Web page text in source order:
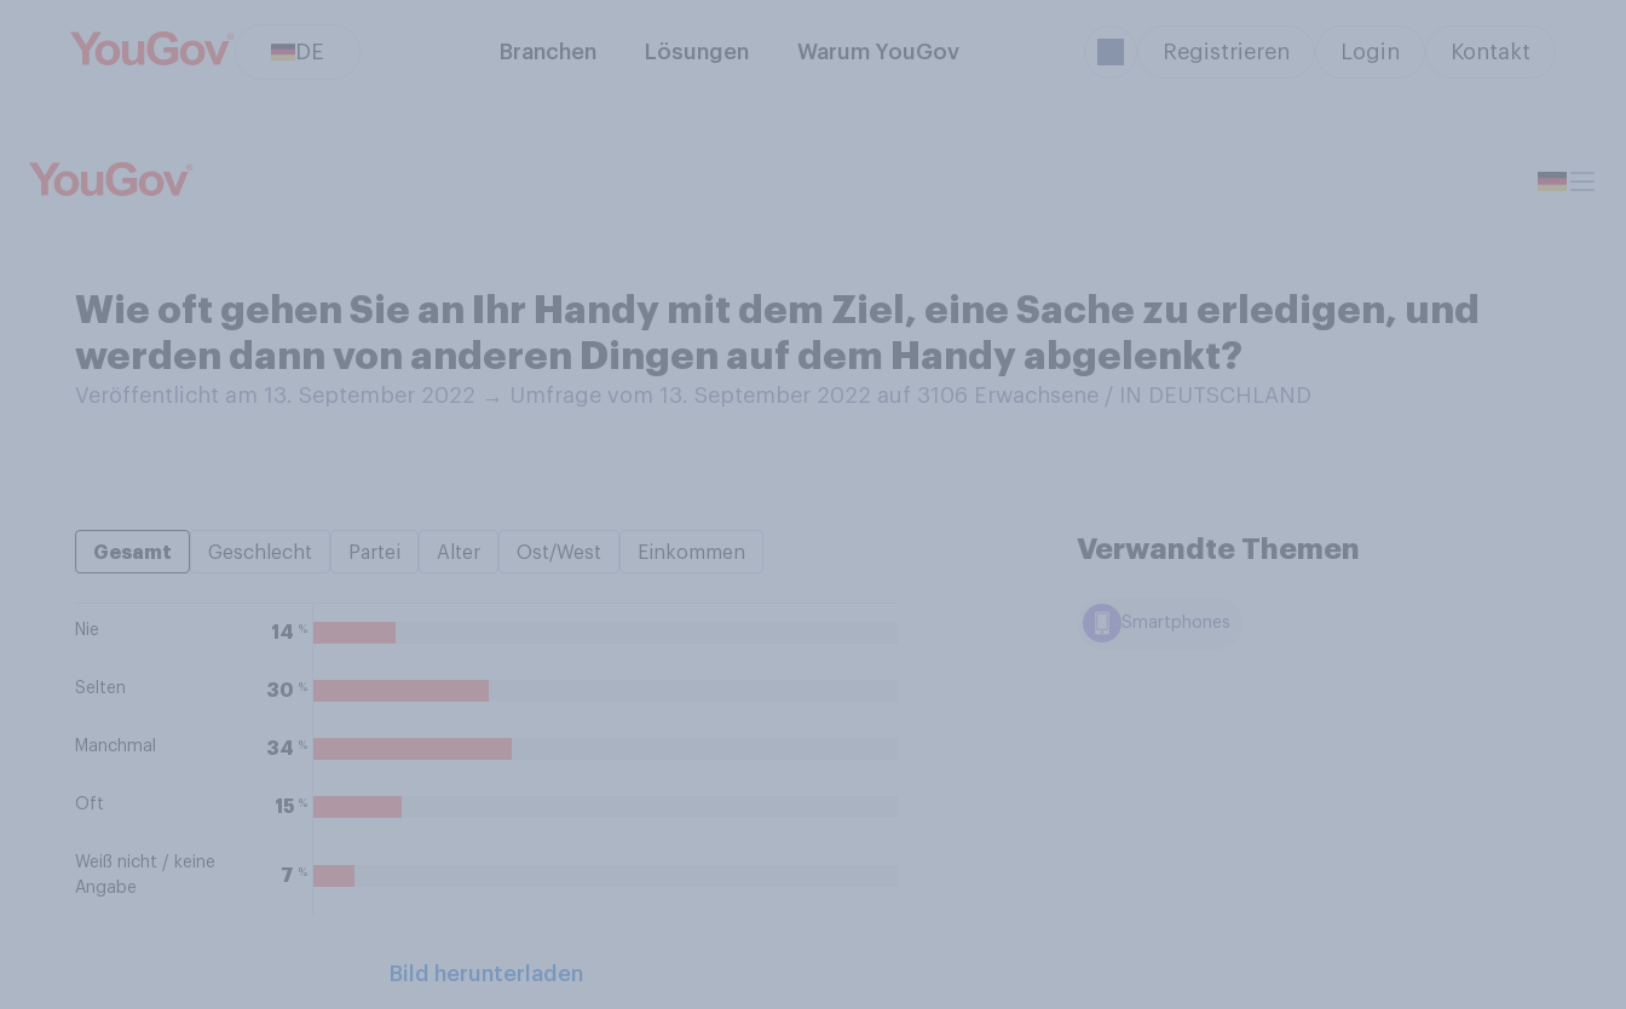
DE Branchen Lösungen Warum YouGov Registrieren Login Kontakt
Wie oft gehen Sie an Ihr Handy mit dem Ziel, eine Sache zu erledigen, und
werden dann von anderen Dingen auf dem Handy abgelenkt?
Veröffentlicht am 13. September 2022 → Umfrage vom 13. September 2022 auf 3106 Erwachsene / IN DEUTSCHLAND
Gesamt Geschlecht Partei Alter Ost/West Einkommen
Nie 14 %
Selten 30 %
Manchmal 34 %
Oft 15 %
Weiß nicht / keine
Angabe
7 %
Bild herunterladen
Verwandte Themen
Smartphones